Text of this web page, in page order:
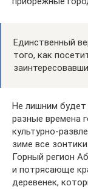
Единственный
того, как
Не лишним будет
разные времена
культурно-
зиме все
Горный регион
и потрясающе
деревенек,